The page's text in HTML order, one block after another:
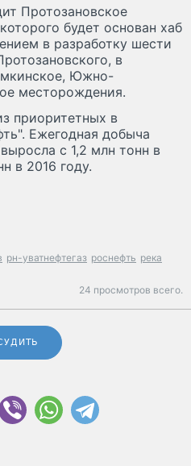
Протозановское
будет основан хаб
в разработку шести
в
Южно-
месторождения.
приоритетных в
Ежегодная добыча
с 1,2 млн тонн в
в 2016 году.
рн-уватнефтегаз роснефть река
24 просмотров всего.